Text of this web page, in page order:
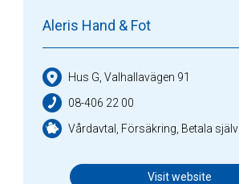
Aleris Hand & Fot
Hus G, Valhallavägen 91
08-406 22 00
Vårdavtal, Försäkring, Betala själv
Visit website